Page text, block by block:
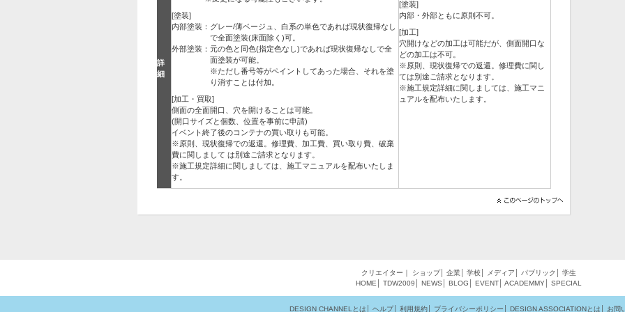
詳
細
[塗装]
内部塗装 ： グレー/薄ベージュ、白系の単色であれば現状復帰なし
で全面塗装(床面除く)可。
外部塗装 ： 元の色と同色(指定色なし)であれば現状復帰なしで全
面塗装が可能。
※ただし番号等がペイントしてあった場合、それを塗
り消すことは付加。
[加工・買取]
側面の全面開口、穴を開けることは可能。
(開口サイズと個数、位置を事前に申請)
イベント終了後のコンテナの買い取りも可能。
※原則、現状復帰での返還。修理費、加工費、買い取り費、破棄
費に関しまして は別途ご請求となります。
※施工規定詳細に関しましては、施工マニュアルを配布いたしま
す。
[塗装]
内部・外部ともに原則不可。
[加工]
穴開けなどの加工は可能だが、側面開口な
どの加工は不可。
※原則、現状復帰での返還。修理費に関し
ては別途ご請求となります。
※施工規定詳細に関しましては、施工マニ
ュアルを配布いたします。
クリエイター ｜ ショップ│ 企業 学校 メディア パブリック
学生
HOME
TDW2009 NEWS BLOG EVENT ACADEMMY SPECIAL
DESIGN CHANNELとは ヘルプ│ 利用規約│ プライバシーポリシー DESIGN ASSOCIATIONとは お問